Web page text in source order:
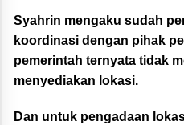
Syahrin mengaku sudah
koordinasi dengan pihak
pemerintah ternyata tidak
menyediakan lokasi.
Dan untuk pengadaan